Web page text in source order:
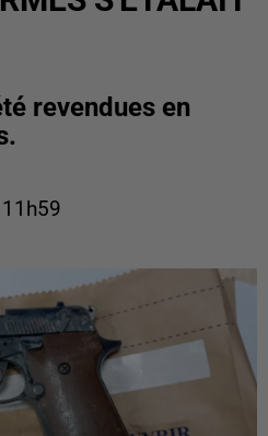
revendues en